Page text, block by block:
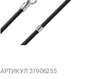
АРТИКУЛ 31906255